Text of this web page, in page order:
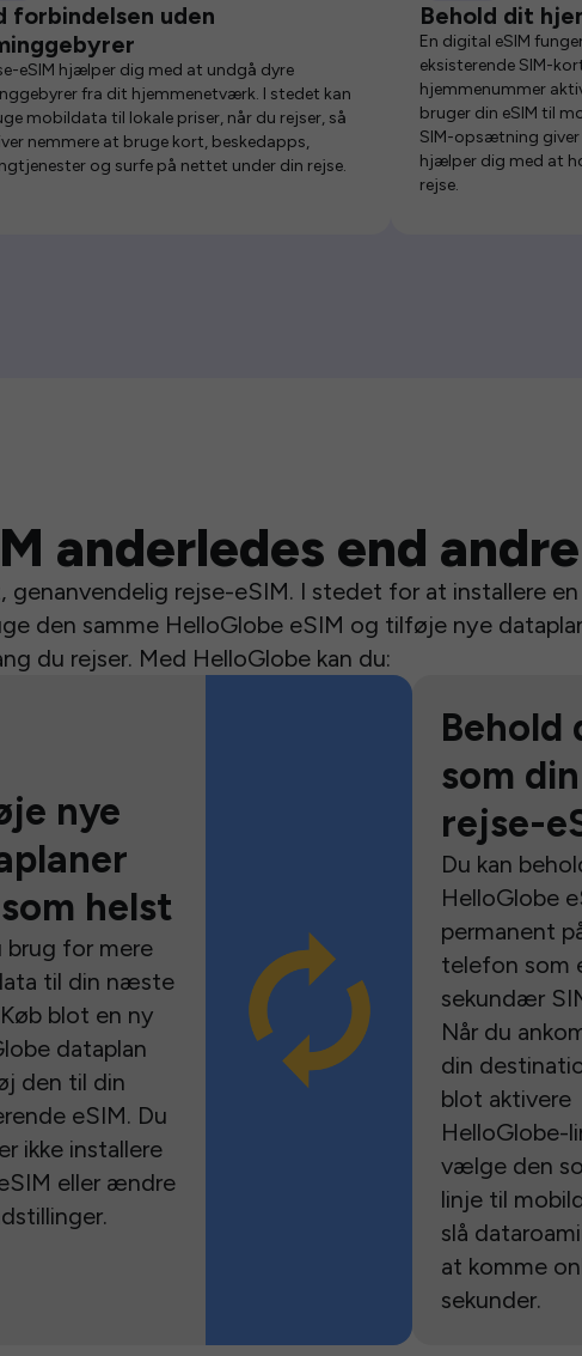
forbindelsen uden
eSIM hjælper dig med at undgå dyre
fra dit hjemmenetværk. I stedet kan
mobildata til lokale priser, når du rejser, så
nemmere at bruge kort, beskedapps,
og surfe på nettet under din rejse.
Behold dit
En digital eSIM
eksisterende SIM-
hjemmenummer
bruger din eSIM til
SIM-opsætning
hjælper dig med at
rejse.
anderledes end
genanvendelig rejse-eSIM. I stedet for at installere
den samme HelloGlobe eSIM og tilføje nye
du rejser. Med HelloGlobe kan du:
nye
helst
brug for mere
til din næste
blot en ny
dataplan
den til din
eSIM. Du
ikke installere
eller ændre
Behold
som
rejse-
Du kan
HelloGlobe
permanent
telefon som
sekundær
Når du
din
blot aktivere
HelloGlobe-
vælge den
linje til
slå
at komme
sekunder.